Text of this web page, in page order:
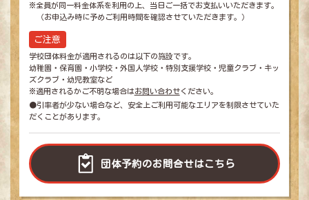
※全員が同一料金体系を利用の上、当日ご一括でお支払いいただきます。
（お申込み時に予めご利用時間を確認させていただきます。）
ご注意
学校団体料金が適用されるのは以下の施設です。
幼稚園・保育園・小学校・外国人学校・特別支援学校・児童クラブ・キッ
ズクラブ・幼児教室など
※適用されるかご不明な場合はお問い合わせください。
●引率者が少ない場合など、安全上ご利用可能なエリアを制限させていた
だくことがあります。
団体予約のお問合せはこちら